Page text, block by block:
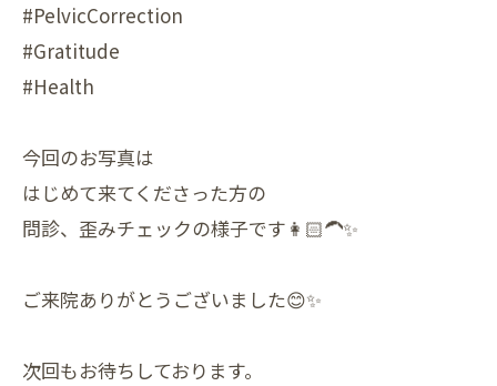
#PelvicCorrection
#Gratitude
#Health
今回のお写真は
はじめて来てくださった方の
問診、歪みチェックの様子です👩🏻‍🦱✨
ご来院ありがとうございました😊✨
次回もお待ちしております。